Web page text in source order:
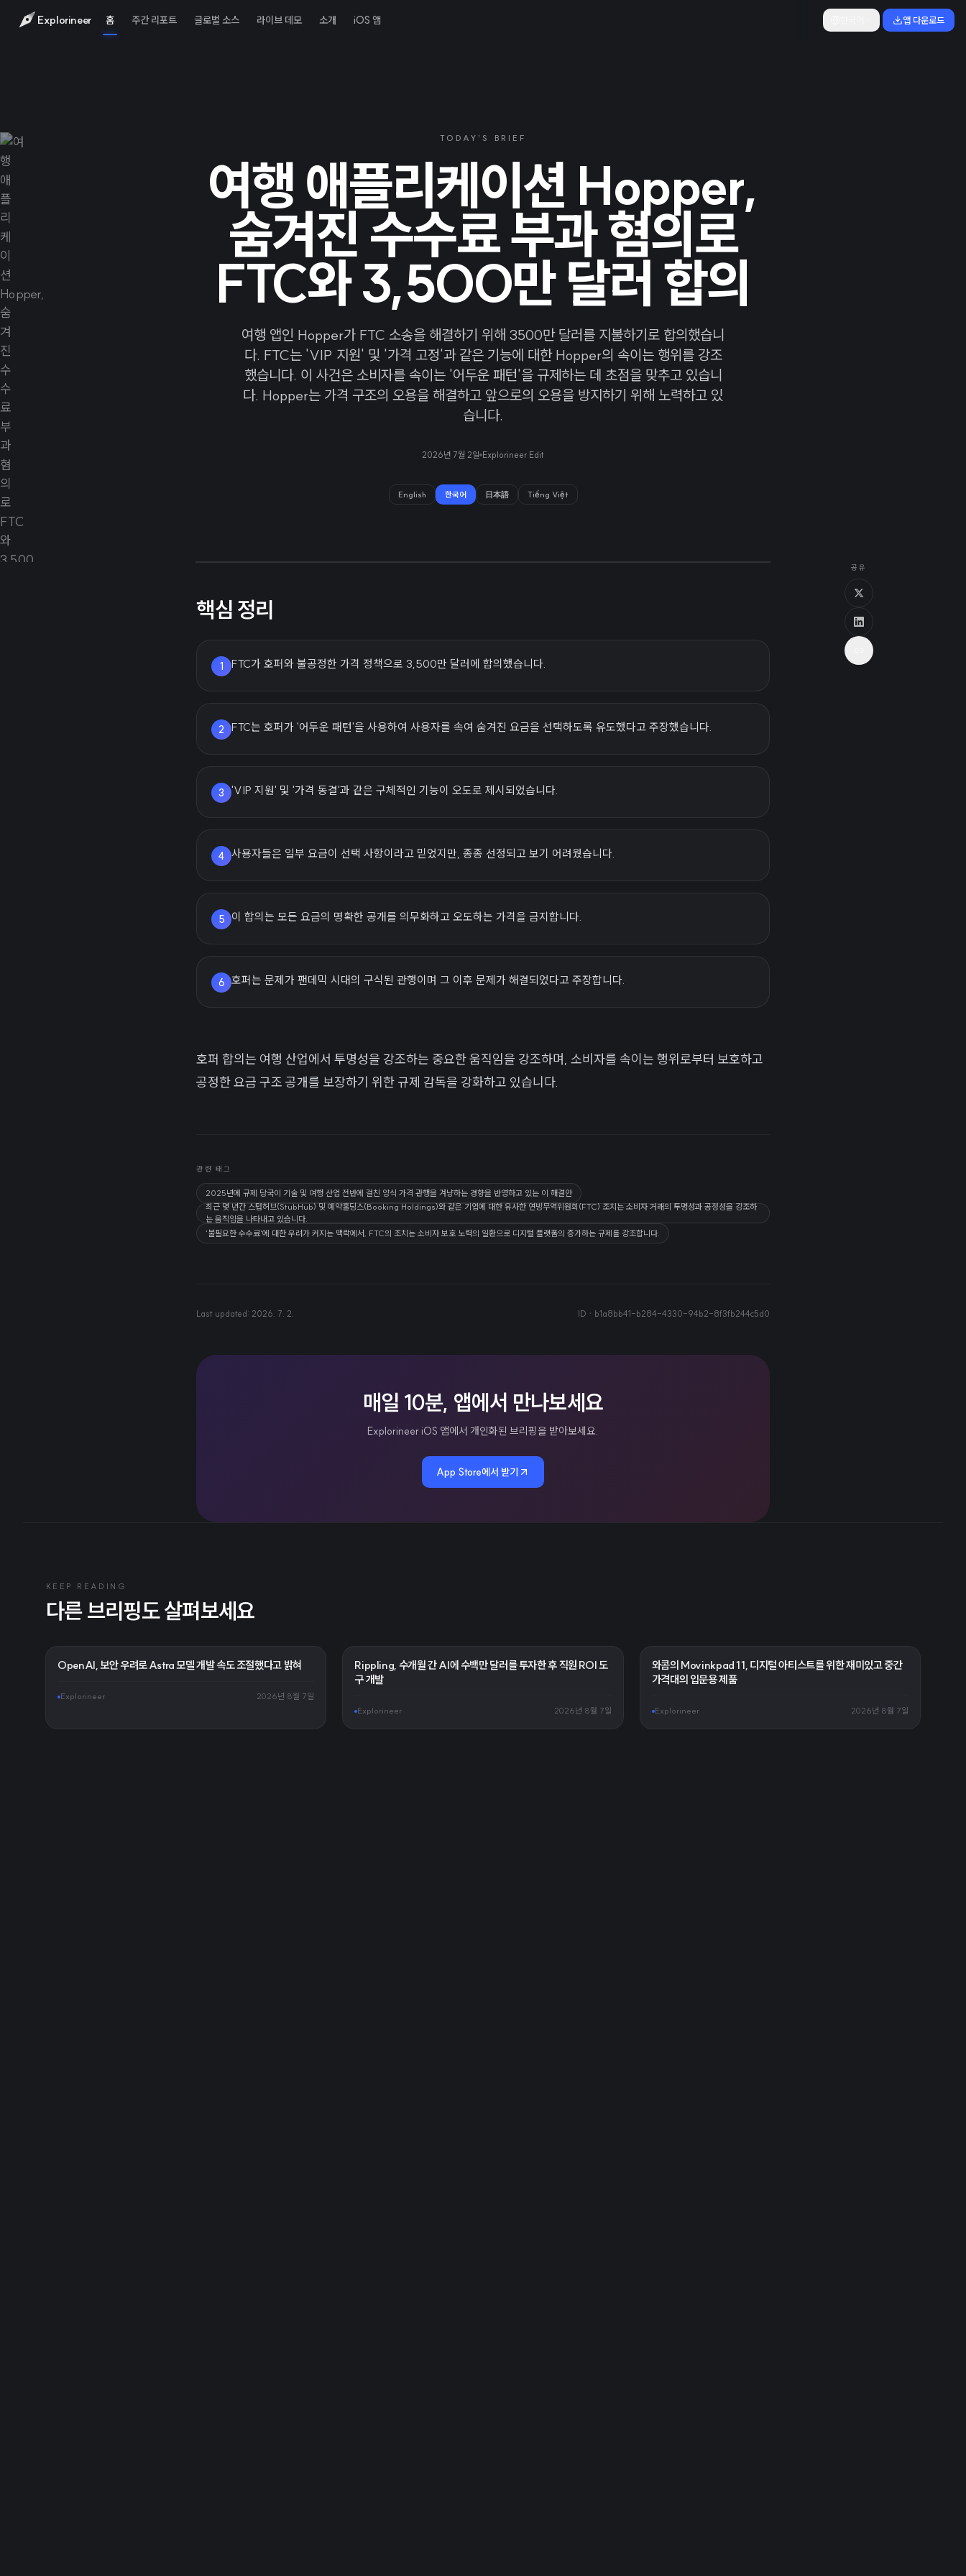
Explorineer 홈 주간 리포트 글로벌 소스 라이브 데모 소개 iOS 앱 앱 다운로드
TODAY'S BRIEF
여행 애플리케이션 Hopper,
숨겨진 수수료 부과 혐의로
FTC와 3,500만 달러 합의
여행 앱인 Hopper가 FTC 소송을 해결하기 위해 3500만 달러를 지불하기로 합의했습니
다. FTC는 'VIP 지원' 및 '가격 고정'과 같은 기능에 대한 Hopper의 속이는 행위를 강조
했습니다. 이 사건은 소비자를 속이는 '어두운 패턴'을 규제하는 데 초점을 맞추고 있습니
다. Hopper는 가격 구조의 오용을 해결하고 앞으로의 오용을 방지하기 위해 노력하고 있
습니다.
2026년 7월 2일 Explorineer Edit
English 한국어 日本語 Tiếng Việt
핵심 정리
1 FTC가 호퍼와 불공정한 가격 정책으로 3,500만 달러에 합의했습니다.
2 FTC는 호퍼가 '어두운 패턴'을 사용하여 사용자를 속여 숨겨진 요금을 선택하도록 유도했다고 주장했습니다.
3 'VIP 지원' 및 '가격 동결'과 같은 구체적인 기능이 오도로 제시되었습니다.
4 사용자들은 일부 요금이 선택 사항이라고 믿었지만, 종종 선정되고 보기 어려웠습니다.
5 이 합의는 모든 요금의 명확한 공개를 의무화하고 오도하는 가격을 금지합니다.
6 호퍼는 문제가 팬데믹 시대의 구식된 관행이며 그 이후 문제가 해결되었다고 주장합니다.
호퍼 합의는 여행 산업에서 투명성을 강조하는 중요한 움직임을 강조하며, 소비자를 속이는 행위로부터 보호하고
공정한 요금 구조 공개를 보장하기 위한 규제 감독을 강화하고 있습니다.
관련 태그
2025년에 규제 당국이 기술 및 여행 산업 전반에 걸친 양식 가격 관행을 겨냥하는 경향을 반영하고 있는 이 해결안
최근 몇 년간 스텁허브(StubHub) 및 예약홀딩스(Booking Holdings)와 같은 기업에 대한 유사한 연방무역위원회(FTC) 조치는 소비자 거래의 투명성과 공정성을 강조하
는 움직임을 나타내고 있습니다.
'불필요한 수수료'에 대한 우려가 커지는 맥락에서, FTC의 조치는 소비자 보호 노력의 일환으로 디지털 플랫폼의 증가하는 규제를 강조합니다.
Last updated: 2026. 7. 2. ID · b1a8bb41-b284-4330-94b2-8f3fb244c5d0
매일 10분, 앱에서 만나보세요
Explorineer iOS 앱에서 개인화된 브리핑을 받아보세요.
App Store에서 받기
공유
KEEP READING
다른 브리핑도 살펴보세요
OpenAI, 보안 우려로 Astra 모델 개발 속도 조절했다고 밝혀
Explorineer 2026년 8월 7일
Rippling, 수개월 간 AI에 수백만 달러를 투자한 후 직원 ROI 도
구 개발
Explorineer 2026년 8월 7일
와콤의 Movinkpad 11, 디지털 아티스트를 위한 재미있고 중간
가격대의 입문용 제품
Explorineer 2026년 8월 7일